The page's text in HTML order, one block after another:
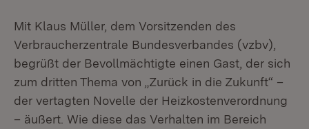
Mit Klaus Müller, dem Vorsitzenden des
Verbraucherzentrale Bundesverbandes (vzbv),
begrüßt der Bevollmächtigte einen Gast, der sich
zum dritten Thema von „Zurück in die Zukunft“ –
der vertagten Novelle der Heizkostenverordnung
– äußert. Wie diese das Verhalten im Bereich